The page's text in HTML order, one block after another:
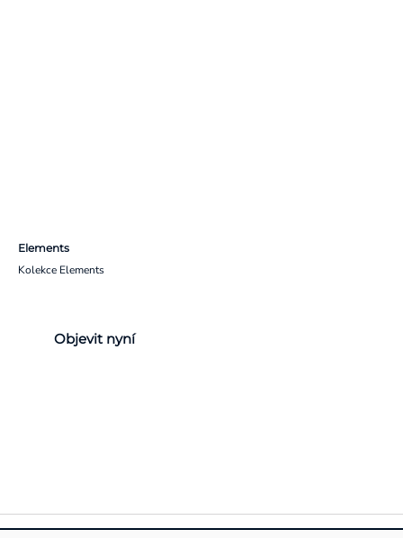
Elements
Kolekce Elements
Objevit nyní